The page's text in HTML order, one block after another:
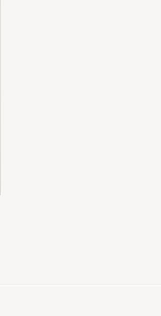
AUF CAREOFCARL.SE
själva produkten kepsen,
leveransen var snabb och
AM AUF CAREOFCARL.SE
👍